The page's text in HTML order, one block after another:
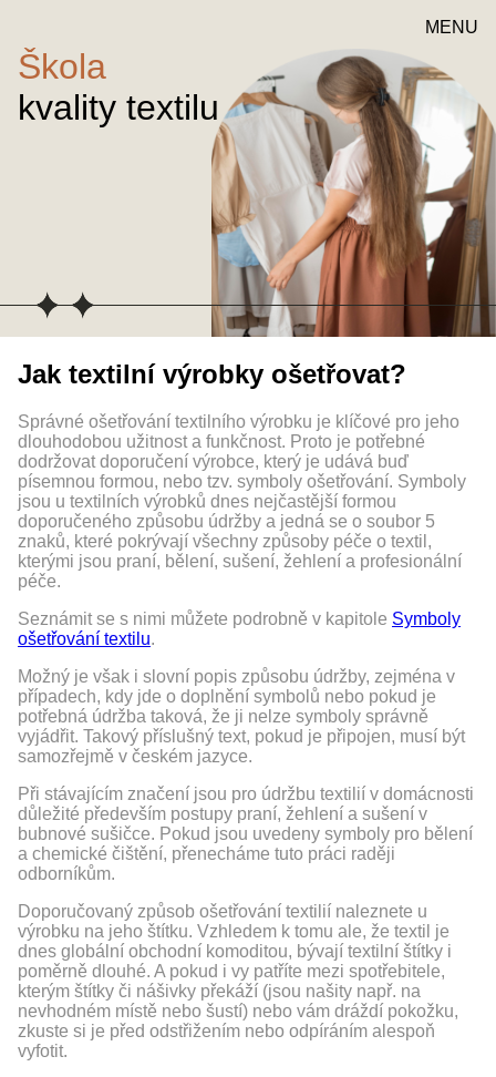
MENU
Škola
kvality textilu
Jak textilní výrobky ošetřovat?
Správné ošetřování textilního výrobku je klíčové pro jeho
dlouhodobou užitnost a funkčnost. Proto je potřebné
dodržovat doporučení výrobce, který je udává buď
písemnou formou, nebo tzv. symboly ošetřování. Symboly
jsou u textilních výrobků dnes nejčastější formou
doporučeného způsobu údržby a jedná se o soubor 5
znaků, které pokrývají všechny způsoby péče o textil,
kterými jsou praní, bělení, sušení, žehlení a profesionální
péče.
Seznámit se s nimi můžete podrobně v kapitole Symboly
ošetřování textilu.
Možný je však i slovní popis způsobu údržby, zejména v
případech, kdy jde o doplnění symbolů nebo pokud je
potřebná údržba taková, že ji nelze symboly správně
vyjádřit. Takový příslušný text, pokud je připojen, musí být
samozřejmě v českém jazyce.
Při stávajícím značení jsou pro údržbu textilií v domácnosti
důležité především postupy praní, žehlení a sušení v
bubnové sušičce. Pokud jsou uvedeny symboly pro bělení
a chemické čištění, přenecháme tuto práci raději
odborníkům.
Doporučovaný způsob ošetřování textilií naleznete u
výrobku na jeho štítku. Vzhledem k tomu ale, že textil je
dnes globální obchodní komoditou, bývají textilní štítky i
poměrně dlouhé. A pokud i vy patříte mezi spotřebitele,
kterým štítky či nášivky překáží (jsou našity např. na
nevhodném místě nebo šustí) nebo vám dráždí pokožku,
zkuste si je před odstřižením nebo odpíráním alespoň
vyfotit.